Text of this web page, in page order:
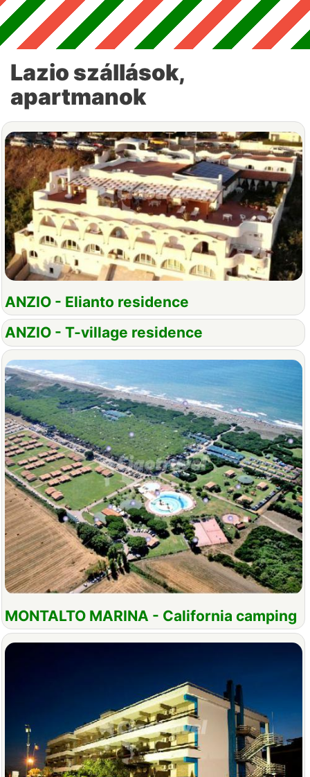
Lazio szállások,
apartmanok
ANZIO - Elianto residence
ANZIO - T-village residence
MONTALTO MARINA - California camping